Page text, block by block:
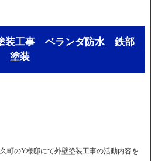
装工事 ベランダ防水 鉄部
塗装
町のY様邸にて外壁塗装工事の活動内容を